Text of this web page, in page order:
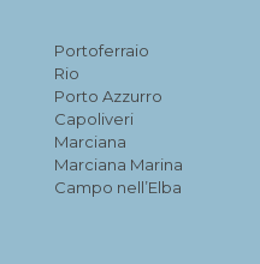
Portoferraio
Rio
Porto Azzurro
Capoliveri
Marciana
Marciana Marina
Campo nell’Elba